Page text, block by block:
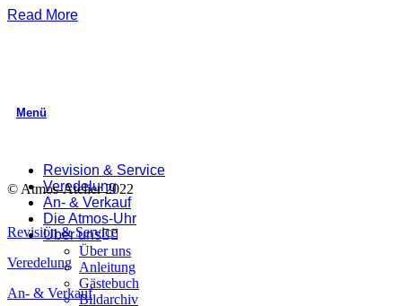
Menü
Revi­si­on & Service
Ver­ede­lung
An- & Verkauf
Die Atmos-Uhr
Über uns
Über uns
Anlei­tung
Gäs­te­buch
Bild­ar­chiv
Read More
© Atmos-Ate­lier 2022
Revi­si­on & Service
Ver­ede­lung
An- & Verkauf